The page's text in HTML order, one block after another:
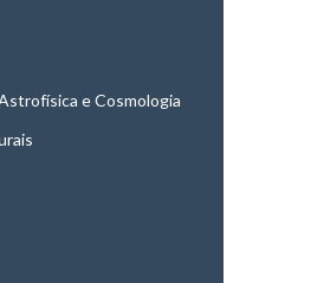
e Cosmologia